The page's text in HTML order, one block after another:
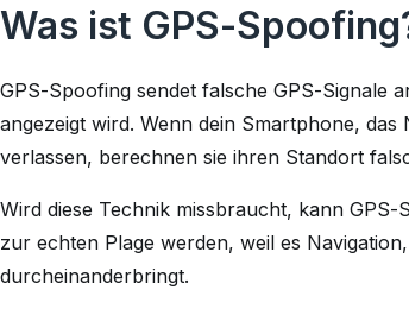
Was ist GPS-
GPS-Spoofing sendet falsche GPS-Signale
angezeigt wird. Wenn dein Smartphone,
verlassen, berechnen sie ihren Standort
Wird diese Technik missbraucht, kann
zur echten Plage werden, weil es
durcheinanderbringt.